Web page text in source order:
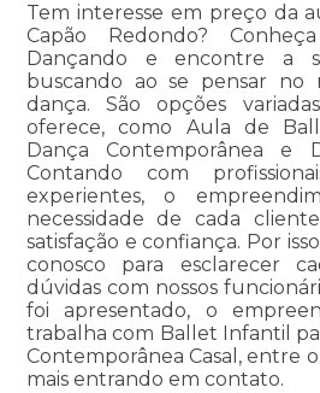
Tem interesse em preço da
Capão Redondo?
Dançando e encontre a
buscando ao se pensar no
dança. São opções
oferece, como Aula de
Dança Contemporânea e
Contando com
experientes, o
necessidade de cada
satisfação e confiança. Por
conosco para esclarecer
dúvidas com nossos
foi apresentado, o
trabalha com Ballet Infantil
Contemporânea Casal, entre
mais entrando em contato.